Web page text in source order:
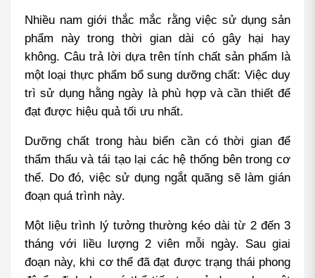
Nhiều nam giới thắc mắc rằng việc sử dụng sản
phẩm này trong thời gian dài có gây hại hay
không. Câu trả lời dựa trên tính chất sản phẩm là
một loại thực phẩm bổ sung dưỡng chất: Việc duy
trì sử dụng hằng ngày là phù hợp và cần thiết để
đạt được hiệu quả tối ưu nhất.
Dưỡng chất trong hàu biển cần có thời gian để
thẩm thấu và tái tạo lại các hệ thống bên trong cơ
thể. Do đó, việc sử dụng ngắt quãng sẽ làm gián
đoạn quá trình này.
Một liệu trình lý tưởng thường kéo dài từ 2 đến 3
tháng với liều lượng 2 viên mỗi ngày. Sau giai
đoạn này, khi cơ thể đã đạt được trạng thái phong